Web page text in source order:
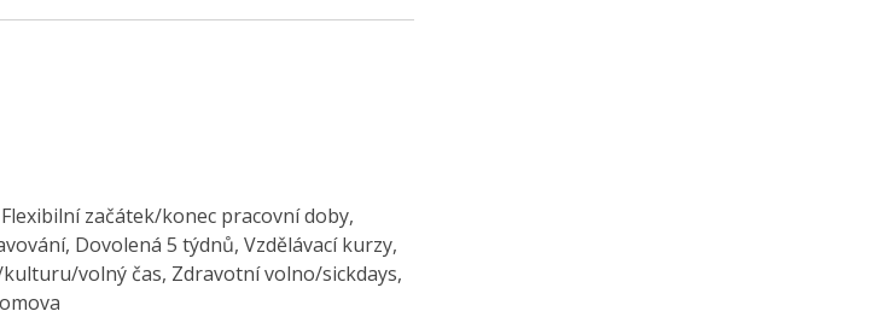
začátek/konec pracovní doby,
Dovolená 5 týdnů, Vzdělávací kurzy,
volný čas, Zdravotní volno/sickdays,